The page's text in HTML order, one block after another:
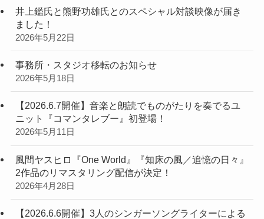
井上鑑氏と熊野功雄氏とのスペシャル対談映像が届き
ました！
2026年5月22日
事務所・スタジオ移転のお知らせ
2026年5月18日
【2026.6.7開催】音楽と朗読でものがたりを奏でるユ
ニット『コマンタレブー』初登場！
2026年5月11日
風間ヤスヒロ『One World』『知床の風／追憶の日々』
2作品のリマスタリング配信が決定！
2026年4月28日
【2026.6.6開催】3人のシンガーソングライターによる